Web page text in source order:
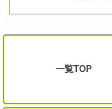
一覧TOP